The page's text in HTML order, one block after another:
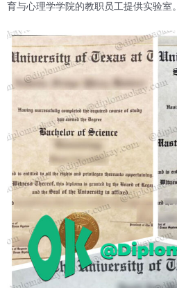
育与心理学学院的教职员工提供实验室。